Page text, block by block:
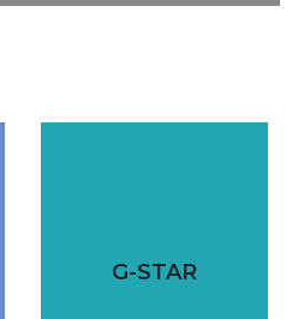
G-STAR